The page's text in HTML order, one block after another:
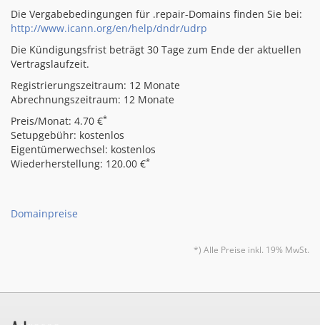
Die Vergabebedingungen für .repair-Domains finden Sie bei:
http://www.icann.org/en/help/dndr/udrp
Die Kündigungsfrist beträgt 30 Tage zum Ende der aktuellen
Vertragslaufzeit.
Registrierungszeitraum: 12 Monate
Abrechnungszeitraum: 12 Monate
Preis/Monat: 4.70 €*
Setupgebühr: kostenlos
Eigentümerwechsel: kostenlos
Wiederherstellung: 120.00 €*
Domainpreise
*) Alle Preise inkl. 19% MwSt.